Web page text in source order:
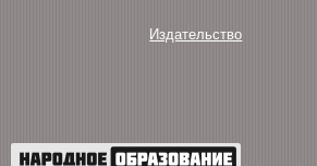
Издательство